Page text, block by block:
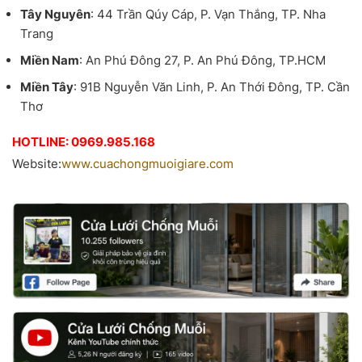
Tây Nguyên: 44 Trần Qúy Cáp, P. Vạn Thắng, TP. Nha
Trang
Miền Nam: An Phú Đông 27, P. An Phú Đông, TP.HCM
Miền Tây: 91B Nguyễn Văn Linh, P. An Thới Đông, TP. Cần
Thơ
HOTLINE: 0969.985.168
Website:www.cuachongmuoigiare.com